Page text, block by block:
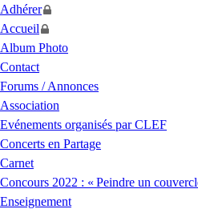
Adhérer
Accueil
Album Photo
Contact
Forums / Annonces
Association
Evénements organisés parCLEF
Concerts en Partage
Carnet
Concours 2022 : « Peindre un
Enseignement